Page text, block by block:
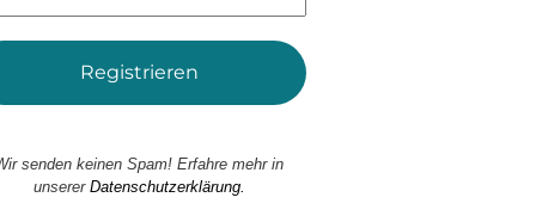
senden keinen Spam! Erfahre mehr in
unserer Datenschutzerklärung.